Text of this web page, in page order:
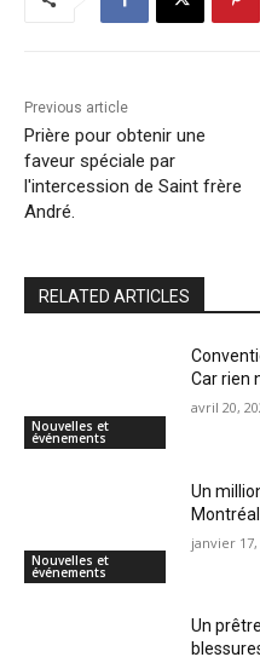
Previous article
Prière pour obtenir une
faveur spéciale par
l'intercession de Saint frère
André.
RELATED ARTICLES
Nouvelles et
événements
Car rien
avril 20,
Nouvelles et
événements
Un
Montréal
janvier 17,
Un